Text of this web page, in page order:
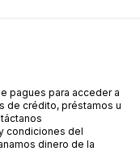
pagues para acceder a
de crédito, préstamos u
condiciones del
dinero de la